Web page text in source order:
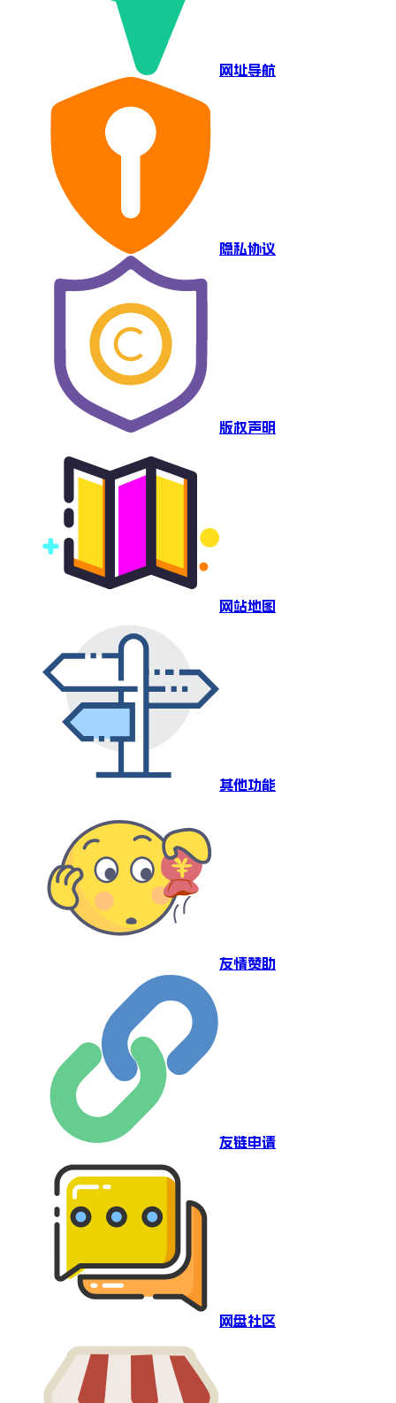
网址导航
隐私协议
版权声明
网站地图
其他功能
友情赞助
友链申请
网盘社区